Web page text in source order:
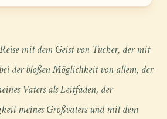
mit dem Geist von Tucker, der mit
der bloßen Möglichkeit von allem, der
Vaters als Leitfaden, der
meines Großvaters und mit dem